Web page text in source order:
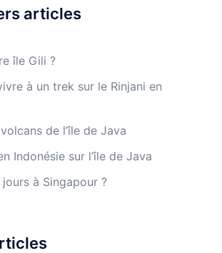
articles
île Gili ?
à un trek sur le Rinjani en
de l’île de Java
Indonésie sur l’île de Java
à Singapour ?